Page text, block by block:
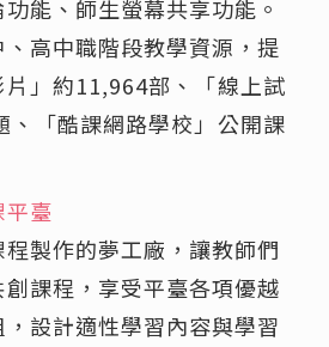
能、師生螢幕共享功能。
高中職階段教學資源，提
」約11,964部、「線上試
「酷課網路學校」公開課
平臺
製作的夢工廠，讓教師們
課程，享受平臺各項優越
設計適性學習內容與學習